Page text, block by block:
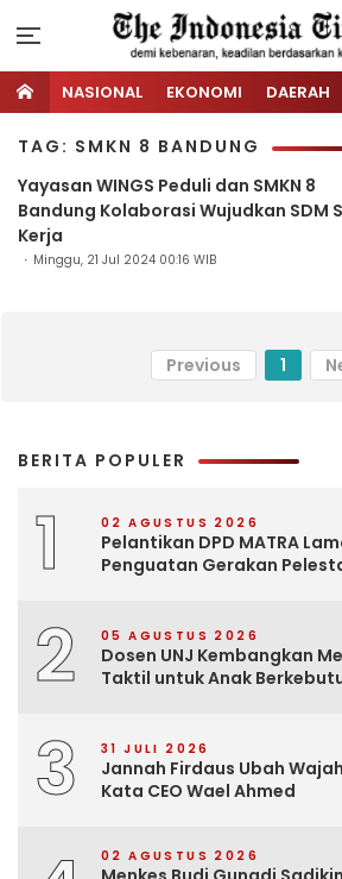
NASIONAL EKONOMI DAERAH
TAG: SMKN 8 BANDUNG
Yayasan WINGS Peduli dan SMKN 8
Bandung Kolaborasi Wujudkan SDM
Kerja
Minggu, 21 Jul 2024 00:16 WIB
Previous 1
BERITA POPULER
1 02 AGUSTUS 2026
Pelantikan DPD MATRA
Penguatan Gerakan
2 05 AGUSTUS 2026
Dosen UNJ Kembangkan
Taktil untuk Anak
3 31 JULI 2026
Jannah Firdaus Ubah
Kata CEO Wael Ahmed
02 AGUSTUS 2026